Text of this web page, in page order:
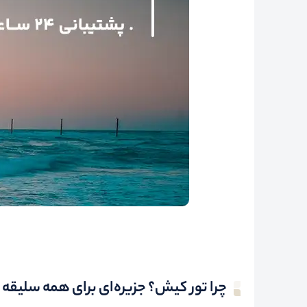
چرا تور کیش؟ جزیره‌ای برای همه